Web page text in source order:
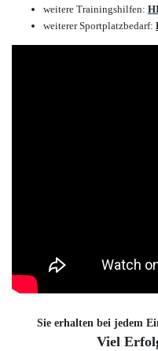
weitere Trainingshilfen:
weiterer Sportplatzbedarf:
Sie erhalten bei jedem
Viel